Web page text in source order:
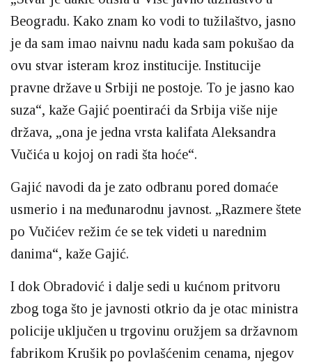
Beogradu. Kako znam ko vodi to tužilaštvo, jasno
je da sam imao naivnu nadu kada sam pokušao da
ovu stvar isteram kroz institucije. Institucije
pravne države u Srbiji ne postoje. To je jasno kao
suza“, kaže Gajić poentiraći da Srbija više nije
država, „ona je jedna vrsta kalifata Aleksandra
Vučića u kojoj on radi šta hoće“.
Gajić navodi da je zato odbranu pored domaće
usmerio i na međunarodnu javnost. „Razmere štete
po Vučićev režim će se tek videti u narednim
danima“, kaže Gajić.
I dok Obradović i dalje sedi u kućnom pritvoru
zbog toga što je javnosti otkrio da je otac ministra
policije uključen u trgovinu oružjem sa državnom
fabrikom Krušik po povlašćenim cenama, njegov